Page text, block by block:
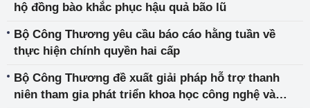
hộ đồng bào khắc phục hậu quả bão lũ
Bộ Công Thương yêu cầu báo cáo hằng tuần về
thực hiện chính quyền hai cấp
Bộ Công Thương đề xuất giải pháp hỗ trợ thanh
niên tham gia phát triển khoa học công nghệ và